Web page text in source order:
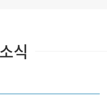
식